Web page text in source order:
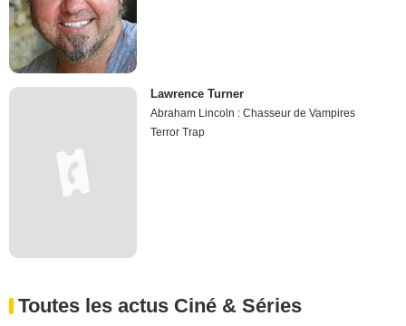
Lawrence Turner
Abraham Lincoln : Chasseur de Vampires
Terror Trap
Toutes les actus Ciné & Séries